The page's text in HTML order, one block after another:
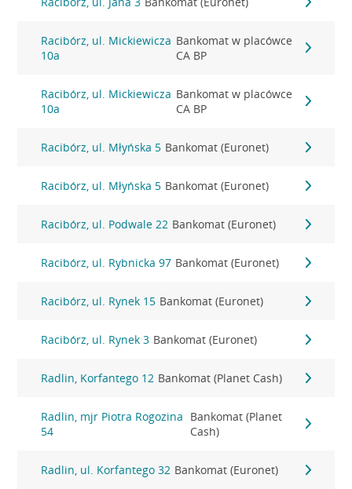
Racibórz, ul. Mickiewicza
10a
Bankomat w placówce
CA BP
Racibórz, ul. Mickiewicza
10a
Bankomat w placówce
CA BP
Racibórz, ul. Młyńska 5 Bankomat (Euronet)
Racibórz, ul. Młyńska 5 Bankomat (Euronet)
Racibórz, ul. Podwale 22 Bankomat (Euronet)
Racibórz, ul. Rybnicka 97 Bankomat (Euronet)
Racibórz, ul. Rynek 15 Bankomat (Euronet)
Racibórz, ul. Rynek 3 Bankomat (Euronet)
Radlin, Korfantego 12 Bankomat (Planet Cash)
Radlin, mjr Piotra Rogozina
54
Bankomat (Planet
Cash)
Radlin, ul. Korfantego 32 Bankomat (Euronet)